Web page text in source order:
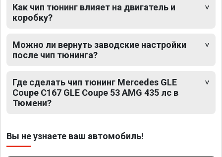
Как чип тюнинг влияет на двигатель и
коробку?
Можно ли вернуть заводские настройки
после чип тюнинга?
Где сделать чип тюнинг Mercedes GLE
Coupe C167 GLE Coupe 53 AMG 435 лс в
Тюмени?
Вы не узнаете ваш автомобиль!